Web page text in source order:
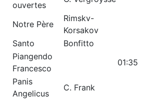
ouvertes
Notre Père
Rimskv-
Korsakov
Santo
Bonfitto
Piangendo
Francesco
01:35
Panis
Angelicus
C. Frank